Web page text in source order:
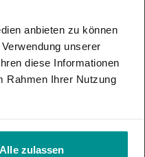
anbieten zu können
unserer
diese Informationen
Rahmen Ihrer Nutzung
Alle zulassen